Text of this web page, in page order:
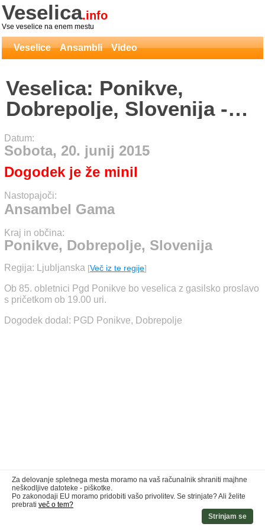
Veselica.info
Vse veselice na enem mestu
Veselice Ansambli Video
Veselica: Ponikve,
Dobrepolje, Slovenija -
Ansambel Gama
Datum:
Sobota, 20. junij 2015
Dogodek je že minil
Nastopajoči:
Ansambel Gama
Kraj in občina:
Ponikve, Dobrepolje, Slovenija
Regija: Ljubljanska [Več iz te regije]
Ob 85. obletnici Pgd Ponikve bo veselica z gasilsko proslavo
s pričetkom ob 19.00 uri.
Dogodek dodal: PGD Ponikve, Dobrepolje
Za delovanje spletnega mesta moramo na vaš računalnik shraniti majhne
neškodljive datoteke - piškotke.
Po zakonodaji EU moramo pridobiti vašo privolitev. Se strinjate? Ali želite
prebrati več o tem?
Strinjam se